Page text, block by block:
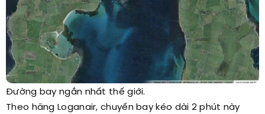
Đường bay ngắn nhất thế giới.
Theo hãng Loganair, chuyến bay kéo dài 2 phút này